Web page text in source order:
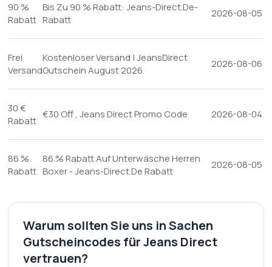
90 %
Rabatt
Bis Zu 90 % Rabatt: Jeans-Direct.De-
Rabatt
2026-08-05
Frei
Versand
Kostenloser Versand | JeansDirect
Gutschein August 2026
2026-08-06
30 €
Rabatt
€30 Off , Jeans Direct Promo Code 2026-08-04
86 %
Rabatt
86 % Rabatt Auf Unterwäsche Herren
Boxer - Jeans-Direct.De Rabatt
2026-08-05
Warum sollten Sie uns in Sachen
Gutscheincodes für Jeans Direct
vertrauen?